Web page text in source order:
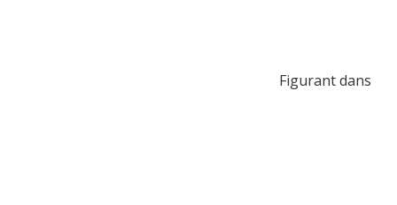
Figurant dans